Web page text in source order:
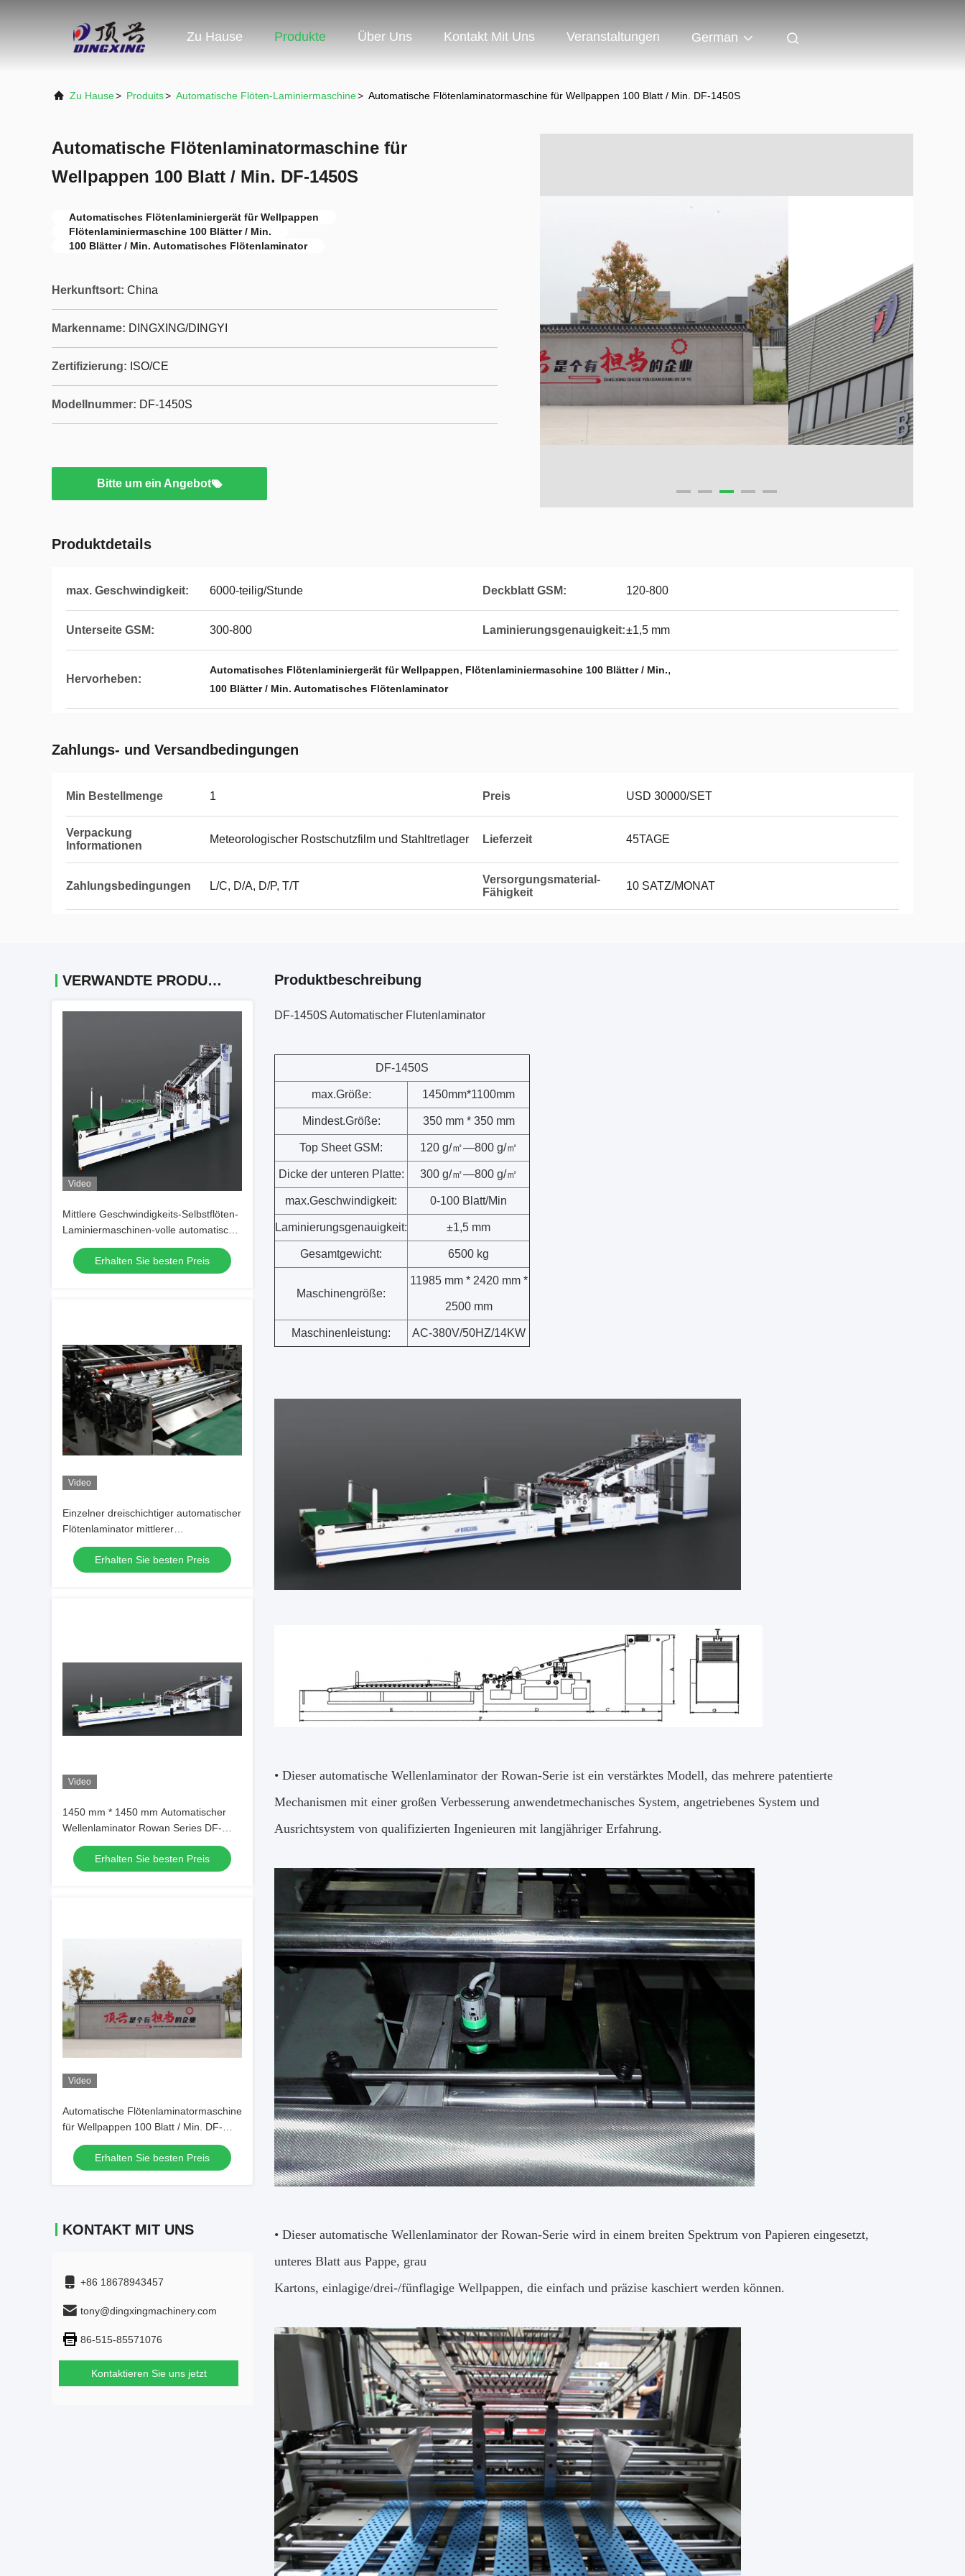
Zu Hause Produkte Über Uns Kontakt Mit Uns Veranstaltungen German
Zu Hause> Produits> Automatische Flöten-Laminiermaschine> Automatische Flötenlaminatormaschine für Wellpappen 100 Blatt / Min. DF-1450S
Automatische Flötenlaminatormaschine für
Wellpappen 100 Blatt / Min. DF-1450S
Automatisches Flötenlaminiergerät für Wellpappen
Flötenlaminiermaschine 100 Blätter / Min.
100 Blätter / Min. Automatisches Flötenlaminator
Herkunftsort: China
Markenname: DINGXING/DINGYI
Zertifizierung: ISO/CE
Modellnummer: DF-1450S
Bitte um ein Angebot
Produktdetails
max. Geschwindigkeit: 6000-teilig/Stunde Deckblatt GSM: 120-800
Unterseite GSM: 300-800 Laminierungsgenauigkeit:±1,5 mm
Hervorheben:
Automatisches Flötenlaminiergerät für Wellpappen, Flötenlaminiermaschine 100 Blätter / Min.,
100 Blätter / Min. Automatisches Flötenlaminator
Zahlungs- und Versandbedingungen
Min Bestellmenge 1 Preis USD 30000/SET
Verpackung
Informationen
Meteorologischer Rostschutzfilm und Stahltretlager Lieferzeit 45TAGE
Zahlungsbedingungen L/C, D/A, D/P, T/T
Versorgungsmaterial-
Fähigkeit
10 SATZ/MONAT
VERWANDTE PRODUKTE
Video
Mittlere Geschwindigkeits-Selbstflöten-
Laminiermaschinen-volle automatische
Flöten-lamellierende Maschine
Erhalten Sie besten Preis
Video
Einzelner dreischichtiger automatischer
Flötenlaminator mittlerer
Geschwindigkeit DF-1650EL
Erhalten Sie besten Preis
Video
1450 mm * 1450 mm Automatischer
Wellenlaminator Rowan Series DF-
1450L
Erhalten Sie besten Preis
Video
Automatische Flötenlaminatormaschine
für Wellpappen 100 Blatt / Min. DF-
1450S
Erhalten Sie besten Preis
KONTAKT MIT UNS
+86 18678943457
tony@dingxingmachinery.com
86-515-85571076
Kontaktieren Sie uns jetzt
Produktbeschreibung
DF-1450S Automatischer Flutenlaminator
DF-1450S
max.Größe: 1450mm*1100mm
Mindest.Größe: 350 mm * 350 mm
Top Sheet GSM: 120 g/㎡—800 g/㎡
Dicke der unteren Platte: 300 g/㎡—800 g/㎡
max.Geschwindigkeit: 0-100 Blatt/Min
Laminierungsgenauigkeit: ±1,5 mm
Gesamtgewicht: 6500 kg
Maschinengröße:
11985 mm * 2420 mm *
2500 mm
Maschinenleistung: AC-380V/50HZ/14KW
• Dieser automatische Wellenlaminator der Rowan-Serie ist ein verstärktes Modell, das mehrere patentierte
Mechanismen mit einer großen Verbesserung anwendetmechanisches System, angetriebenes System und
Ausrichtsystem von qualifizierten Ingenieuren mit langjähriger Erfahrung.
• Dieser automatische Wellenlaminator der Rowan-Serie wird in einem breiten Spektrum von Papieren eingesetzt,
unteres Blatt aus Pappe, grau
Kartons, einlagige/drei-/fünflagige Wellpappen, die einfach und präzise kaschiert werden können.